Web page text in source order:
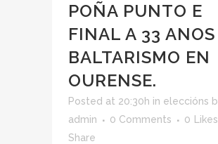
POÑA PUNTO E
FINAL A 33 ANOS
BALTARISMO EN
OURENSE.
Posted at 20:30h in eleccións
admin
0 Comments 0
Likes
Share